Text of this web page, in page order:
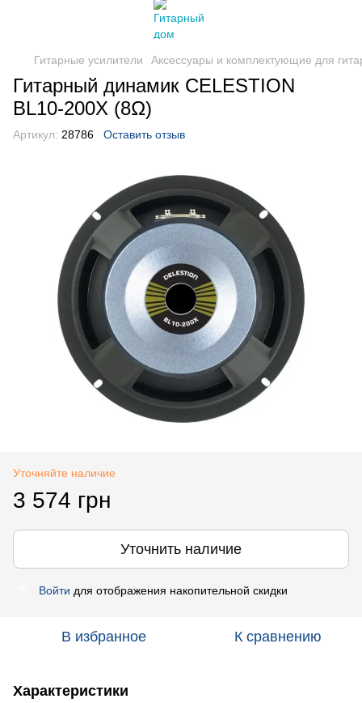
Гитарные усилители Аксессуары и комплектующие для
Гитарный динамик CELESTION
BL10-200X (8Ω)
Артикул: 28786 Оставить отзыв
Уточняйте наличие
3 574 грн
Уточнить наличие
Войти для отображения накопительной скидки
В избранное К сравнению
Характеристики